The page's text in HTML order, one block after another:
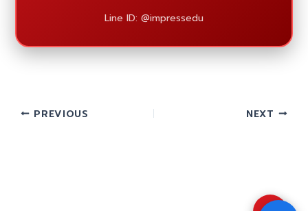
Line ID: @impressedu
PREVIOUS NEXT